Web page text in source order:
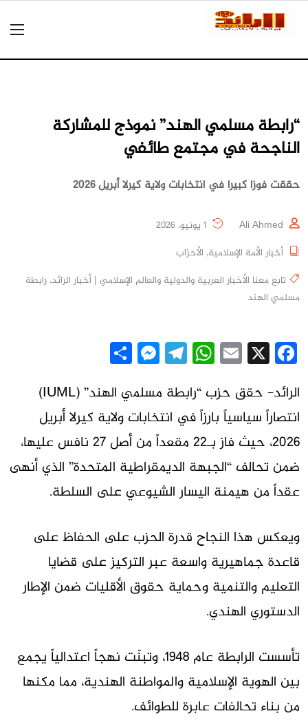
“رابطة مسلمي الهند” نموذج للمشاركة
الناجحة في مجتمع طائفي
حققت فوزا كبيرا في انتخابات ولاية كيرلا أبريل 2026
Ali Ahmed
أخبار الأمة الإسلامية, الأحزاب
تابع معنا الأخبار العربية والدولية والعالم الإسلامي | أخبار الرائد, رابطة
مسلمي الهند
Facebook
X
Email
WhatsApp
Telegram
Messenger
الرائد- حقق حزب “رابطة مسلمي الهند” (IUML)
انتصاراً سياسياً بارزاً في انتخابات ولاية كيرلا أبريل
2026، حيث فاز بـ22 مقعداً من أصل 27 نافس عليها،
ضمن تحالف “الجبهة الديمقراطية المتحدة” الذي أنهى
عقداً من هيمنة اليسار الشيوعي على السلطة.
ويعكس هذا النجاح قدرة الحزب على الحفاظ على
قاعدة جماهيرية واسعة عبر التركيز على قضايا
التعليم والتنمية وحماية حقوق الأقليات ضمن الإطار
الدستوري الهندي.
تأسست الرابطة عام 1948، وتبنّت نهجاً اعتدالياً يجمع
بين الهوية الإسلامية والمواطنة الهندية، مما مكنها
من بناء تحالفات عابرة للطوائف.